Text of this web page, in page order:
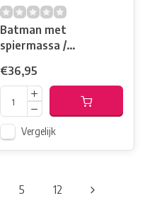
Batman met
spiermassa /
€36,95
Vergelijk
5 12